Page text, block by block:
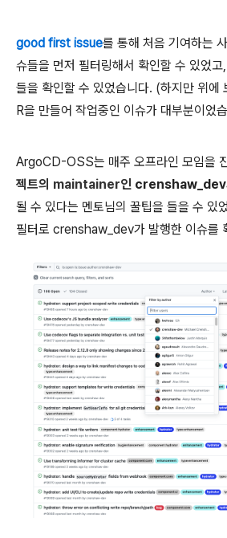
good first issue를 통해 처음 기여하는
슈들을 먼저 필터링해서 확인할 수 있었
들을 확인할 수 있었습니다. (하지만 위에
R을 만들어 작업중인 이슈가 대부분이었
ArgoCD-OSS는 매주 오프라인 모임을
젝트의 maintainer인 crenshaw_dev
될 수 있다는 멘토님의 꿀팁을 들을 수 있
필터로 crenshaw_dev가 발행한 이슈를